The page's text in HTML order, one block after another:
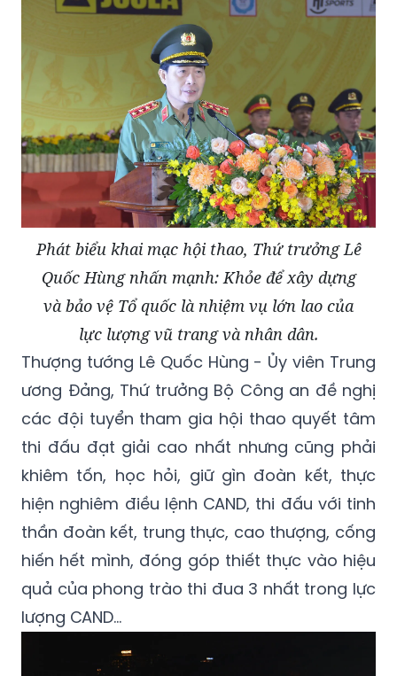
Phát biểu khai mạc hội thao, Thứ trưởng Lê
Quốc Hùng nhấn mạnh: Khỏe để xây dựng
và bảo vệ Tổ quốc là nhiệm vụ lớn lao của
lực lượng vũ trang và nhân dân.
Thượng tướng Lê Quốc Hùng - Ủy viên Trung
ương Đảng, Thứ trưởng Bộ Công an đề nghị
các đội tuyển tham gia hội thao quyết tâm
thi đấu đạt giải cao nhất nhưng cũng phải
khiêm tốn, học hỏi, giữ gìn đoàn kết, thực
hiện nghiêm điều lệnh CAND, thi đấu với tinh
thần đoàn kết, trung thực, cao thượng, cống
hiến hết mình, đóng góp thiết thực vào hiệu
quả của phong trào thi đua 3 nhất trong lực
lượng CAND…